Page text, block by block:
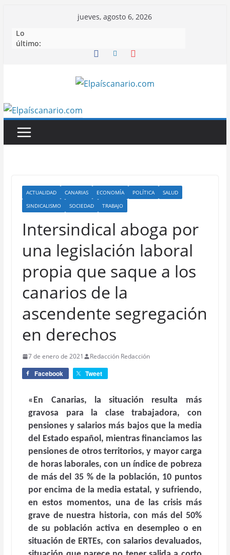
contenido
jueves, agosto 6, 2026
Lo
último:
ACTUALIDAD CANARIAS ECONOMÍA POLÍTICA
SALUD
SINDICALISMO
SOCIEDAD TRABAJO
Intersindical aboga por
una legislación laboral
propia que saque a los
canarios de la
ascendente segregación
en derechos
7 de enero de 2021 Redacción Redacción
Facebook Tweet
«En Canarias, la situación resulta más
gravosa para la clase trabajadora, con
pensiones y salarios más bajos que la media
del Estado español, mientras financiamos las
pensiones de otros territorios, y mayor carga
de horas laborales, con un índice de pobreza
de más del 35 % de la población, 10 puntos
por encima de la media estatal, y sufriendo,
en estos momentos, una de las crisis más
grave de nuestra historia, con más del 50%
de su población activa en desempleo o en
situación de ERTEs, con salarios devaluados,